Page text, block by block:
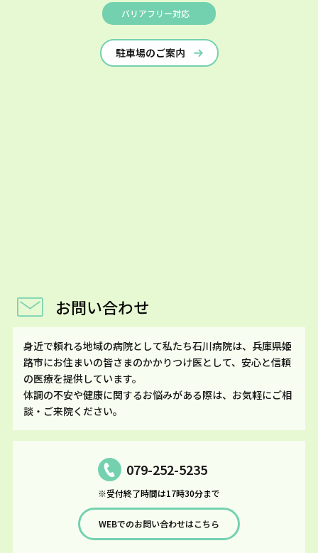
バリアフリー対応
駐車場のご案内
お問い合わせ
身近で頼れる地域の病院として私たち石川病院は、兵庫県姫
路市にお住まいの皆さまのかかりつけ医として、安心と信頼
の医療を提供しています。
体調の不安や健康に関するお悩みがある際は、お気軽にご相
談・ご来院ください。
079-252-5235
※受付終了時間は17時30分まで
WEBでのお問い合わせはこちら